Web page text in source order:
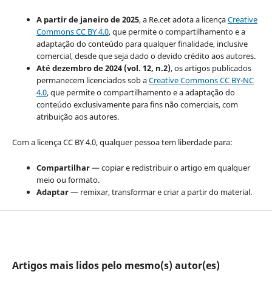
A partir de janeiro de 2025, a Re.cet adota a licençaCreative
Commons CC BY 4.0, que permite o compartilhamento e a
adaptação do conteúdo para qualquer finalidade, inclusive
comercial, desde que seja dado o devido crédito aos autores.
Até dezembro de 2024 (vol. 12, n.2), os artigos publicados
permanecem licenciados sob aCreative Commons CC BY-NC
4.0, que permite o compartilhamento e a adaptação do
conteúdo exclusivamente para fins não comerciais, com
atribuição aos autores.
Com a licença CC BY 4.0, qualquer pessoa tem liberdade para:
Compartilhar— copiar e redistribuir o artigo em qualquer
meio ou formato.
Adaptar— remixar, transformar e criar a partir do material.
Artigos mais lidos pelo mesmo(s) autor(es)